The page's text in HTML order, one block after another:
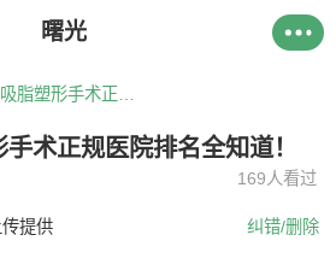
曙光
术正规医院排名全知道！
169人看过
传提供 纠错/删除